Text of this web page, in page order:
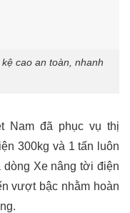
cao an toàn, nhanh
Nam đã phục vụ thị
300kg và 1 tấn luôn
Xe nâng tời điện
vượt bậc nhằm hoàn